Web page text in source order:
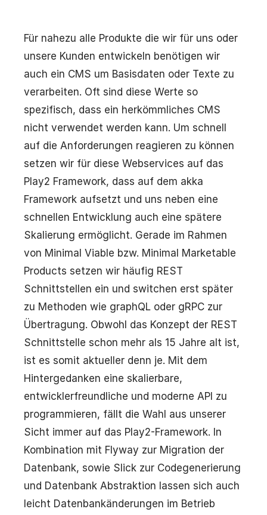
Für nahezu alle Produkte die wir für uns oder
unsere Kunden entwickeln benötigen wir
auch ein CMS um Basisdaten oder Texte zu
verarbeiten. Oft sind diese Werte so
spezifisch, dass ein herkömmliches CMS
nicht verwendet werden kann. Um schnell
auf die Anforderungen reagieren zu können
setzen wir für diese Webservices auf das
Play2 Framework, dass auf dem akka
Framework aufsetzt und uns neben eine
schnellen Entwicklung auch eine spätere
Skalierung ermöglicht. Gerade im Rahmen
von Minimal Viable bzw. Minimal Marketable
Products setzen wir häufig REST
Schnittstellen ein und switchen erst später
zu Methoden wie graphQL oder gRPC zur
Übertragung. Obwohl das Konzept der REST
Schnittstelle schon mehr als 15 Jahre alt ist,
ist es somit aktueller denn je. Mit dem
Hintergedanken eine skalierbare,
entwicklerfreundliche und moderne API zu
programmieren, fällt die Wahl aus unserer
Sicht immer auf das Play2-Framework. In
Kombination mit Flyway zur Migration der
Datenbank, sowie Slick zur Codegenerierung
und Datenbank Abstraktion lassen sich auch
leicht Datenbankänderungen im Betrieb